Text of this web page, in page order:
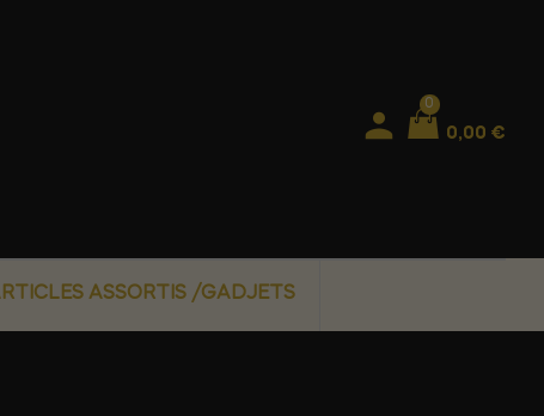
0
0,00 €
ASSORTIS /GADJETS